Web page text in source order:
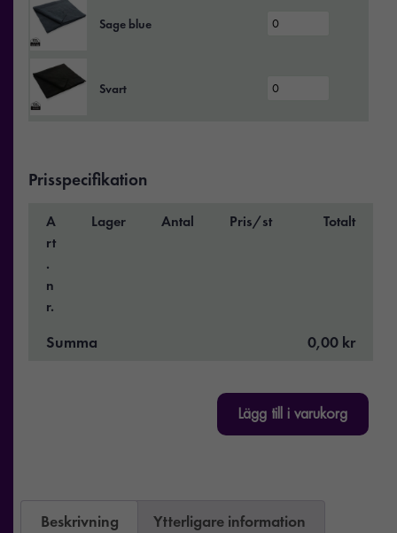
Sage blue
Svart
Prisspecifikation
A
rt
.
n
r.
Lager Antal Pris/st Totalt
Summa 0,00 kr
Lägg till i varukorg
Beskrivning Ytterligare information